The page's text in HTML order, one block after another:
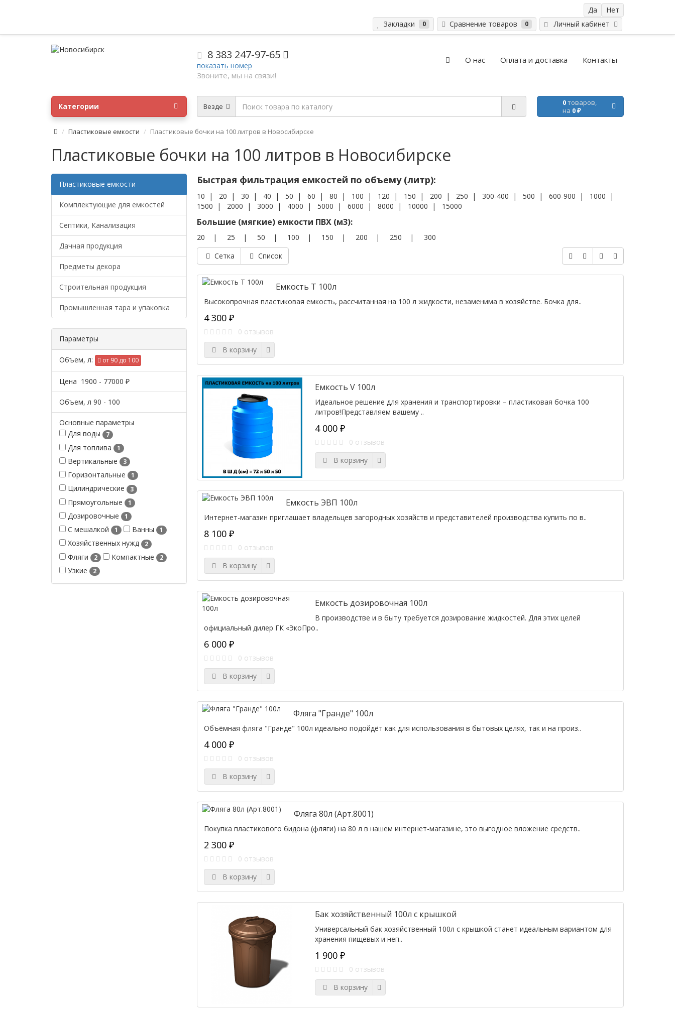
Личный кабинет
Закладки 0 Сравнение товаров 0
8 383 247-97-65
показать номер
Звоните, мы на связи!
О нас Оплата и доставка Контакты
Везде 0товаров,
на 0 ₽
Категории
Пластиковые емкости Пластиковые бочки на 100 литров в Новосибирске
Пластиковые бочки на 100 литров в Новосибирске
Пластиковые емкости
Комплектующие для емкостей
Септики, Канализация
Дачная продукция
Предметы декора
Строительная продукция
Промышленная тара и упаковка
Параметры
Объем, л: от 90 до 100
Цена 1900 - 77000 ₽
Объем, л 90 - 100
Основные параметры
Для воды
7
Для топлива 1
Вертикальные 3
Горизонтальные 1
Цилиндрические 3
Прямоугольные 1
Дозировочные 1
С мешалкой 1 Ванны 1
Хозяйственных нужд 2
Фляги 2 Компактные 2
Узкие 2
Быстрая фильтрация емкостей по объему (литр):
10 | 20 | 30 | 40 | 50 | 60 | 80 | 100 | 120 | 150 | 200 | 250 | 300-400 | 500 | 600-900 | 1000 |
1500 | 2000 | 3000 | 4000 | 5000 | 6000 | 8000 | 10000 | 15000
Большие (мягкие) емкости ПВХ (м3):
20 | 25 | 50 | 100 | 150 | 200 | 250 | 300
Сетка
Список
Емкость T 100л
Высокопрочная пластиковая емкость, рассчитанная на 100 л жидкости, незаменима в хозяйстве. Бочка для..
4 300 ₽
0 отзывов
В корзину
Емкость V 100л
Идеальное решение для хранения и транспортировки – пластиковая бочка 100
литров!Представляем вашему ..
4 000 ₽
0 отзывов
В корзину
Емкость ЭВП 100л
Интернет-магазин приглашает владельцев загородных хозяйств и представителей производства купить по в..
8 100 ₽
0 отзывов
В корзину
Емкость дозировочная 100л
В производстве и в быту требуется дозирование жидкостей. Для этих целей
официальный дилер ГК «ЭкоПро..
6 000 ₽
0 отзывов
В корзину
Фляга "Гранде" 100л
Объёмная фляга "Гранде" 100л идеально подойдёт как для использования в бытовых целях, так и на произ..
4 000 ₽
0 отзывов
В корзину
Фляга 80л (Арт.8001)
Покупка пластикового бидона (фляги) на 80 л в нашем интернет-магазине, это выгодное вложение средств..
2 300 ₽
0 отзывов
В корзину
Бак хозяйственный 100л с крышкой
Универсальный бак хозяйственный 100л с крышкой станет идеальным вариантом для
хранения пищевых и неп..
1 900 ₽
0 отзывов
В корзину